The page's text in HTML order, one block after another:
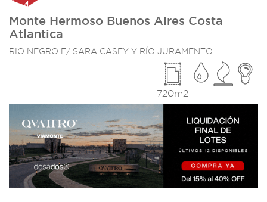
Monte Hermoso Buenos Aires Costa
Atlantica
RIO NEGRO E/ SARA CASEY Y RÍO JURAMENTO
720m2